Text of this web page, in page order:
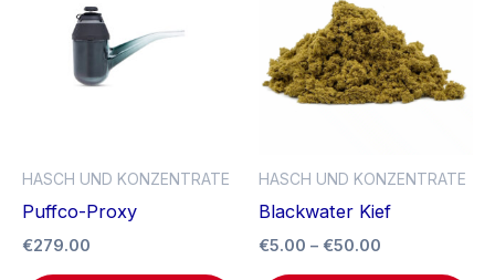
HASCH UND KONZENTRATE
Puffco-Proxy
€279.00
HASCH UND KONZENTRATE
Blackwater Kief
€5.00 – €50.00
€50.00